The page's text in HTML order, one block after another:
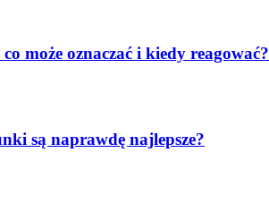
może oznaczać i kiedy reagować?
są naprawdę najlepsze?